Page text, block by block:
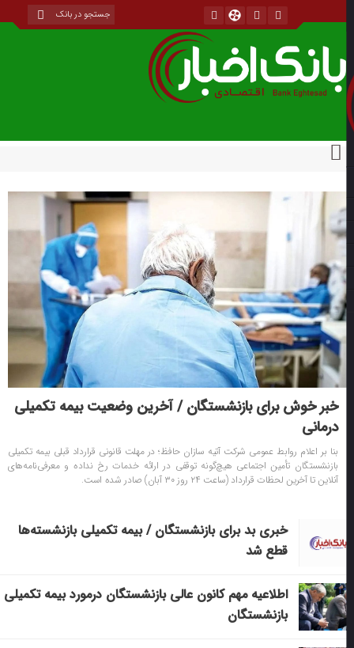
خبر خوش برای بازنشستگان / آخرین وضعیت بیمه تکمیلی
درمانی
بنا بر اعلام روابط عمومی شرکت آتیه سازان حافظ؛ در مهلت قانونی قرارداد قبلی بیمه تکمیلی
بازنشستگان تأمین اجتماعی هیچ‌گونه توقفی در ارائه خدمات رخ نداده و معرفی‌نامه‌های
آنلاین تا آخرین لحظات قرارداد (ساعت ۲۴ روز ۳۰ آبان) صادر شده است.
خبری بد برای بازنشستگان / بیمه تکمیلی بازنشسته‌ها
قطع شد
اطلاعیه مهم کانون عالی بازنشستگان درمورد بیمه تکمیلی
بازنشستگان